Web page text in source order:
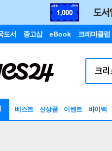
도서 중고샵 eBook 크레마클럽
베스트 신상품 이벤트 바이백